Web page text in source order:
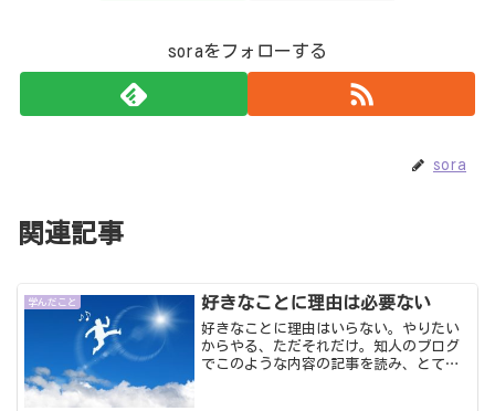
soraをフォローする
sora
関連記事
学んだこと 好きなことに理由は必要ない
好きなことに理由はいらない。やりたい
からやる、ただそれだけ。知人のブログ
でこのような内容の記事を読み、とても